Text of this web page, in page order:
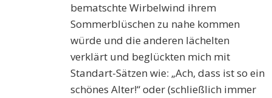
bematschte Wirbelwind ihrem
Sommerblüschen zu nahe kommen
würde und die anderen lächelten
verklärt und beglückten mich mit
Standart-Sätzen wie: „Ach, dass ist so ein
schönes Alter!“ oder (schließlich immer